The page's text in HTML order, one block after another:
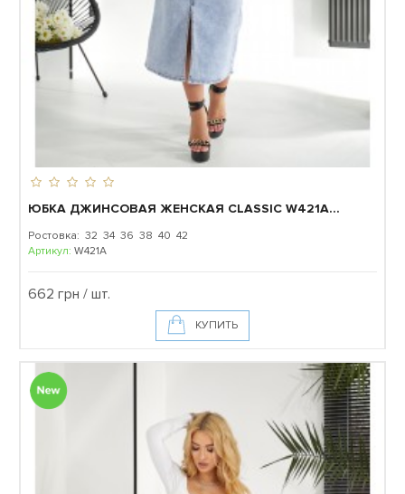
ЮБКА ДЖИНСОВАЯ ЖЕНСКАЯ CLASSIC W421A...
Ростовка: 32 34 36 38 40 42
Артикул: W421A
662 грн / шт.
КУПИТЬ